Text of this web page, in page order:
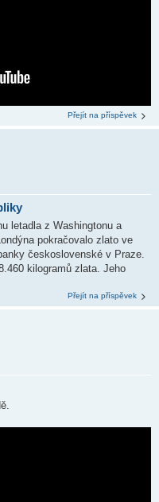
Přejít na příspěvek
letadla z Washingtonu a
pokračovalo zlato ve
československé v Praze.
kilogramů zlata. Jeho
Přejít na příspěvek